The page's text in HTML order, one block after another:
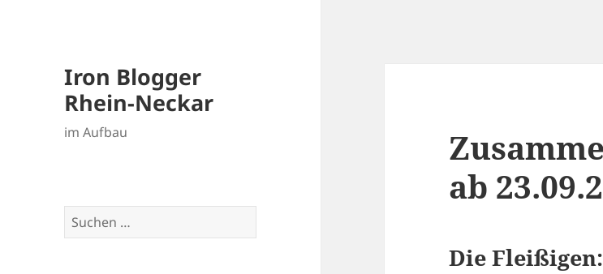
Iron Blogger
Rhein-Neckar
im Aufbau
Suchen
nach:
ab
Die Fleißigen: